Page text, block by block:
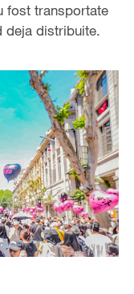
fost transportate
deja distribuite.